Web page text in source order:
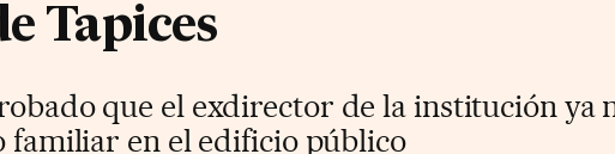
Tapices
que el exdirector de la institución ya
familiar en el edificio público